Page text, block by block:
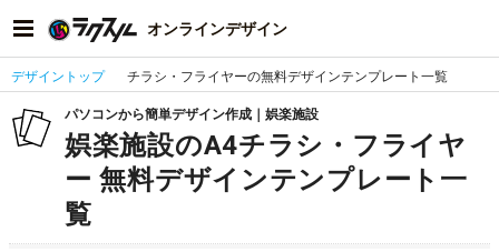
オンラインデザイン
デザイントップ チラシ・フライヤーの無料デザインテンプレート一覧
パソコンから簡単デザイン作成｜娯楽施設
娯楽施設のA4チラシ・フライヤ
ー 無料デザインテンプレート一
覧